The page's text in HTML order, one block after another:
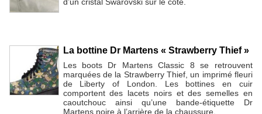
La bottine Dr Martens « Strawberry Thief »
Les boots Dr Martens Classic 8 se retrouvent
marquées de la Strawberry Thief, un imprimé fleuri
de Liberty of London. Les bottines en cuir
comportent des lacets noirs et des semelles en
caoutchouc ainsi qu’une bande-étiquette Dr
Martens noire à l’arrière de la chaussure.